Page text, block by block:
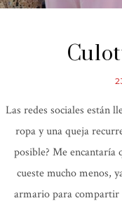
Las redes sociales están
ropa y una queja
posible? Me encantaría
cueste mucho menos,
armario para compartir